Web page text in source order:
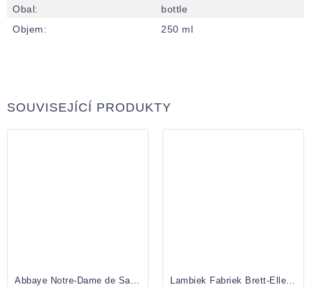
Obal:
bottle
Objem: 250 ml
SOUVISEJÍCÍ PRODUKTY